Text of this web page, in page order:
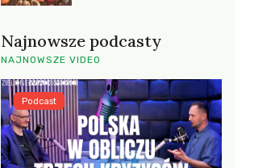
Najnowsze podcasty
NAJNOWSZE VIDEO
Podcast